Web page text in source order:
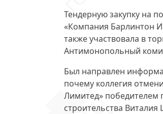
Тендерную закупку на
«Компания Барлинтон
также участвовала в
Антимонопольный
Был направлен
почему коллегия
Лимитед» победителем
строительства